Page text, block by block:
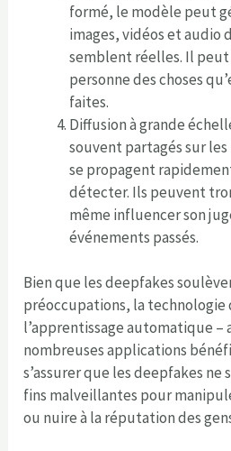
formé, le modèle peut
images, vidéos et audio
semblent réelles. Il
personne des choses
faites.
Diffusion à grande
souvent partagés sur
se propagent
détecter. Ils peuvent
même influencer son
événements passés.
Bien que les deepfakes
préoccupations, la technologie
l’apprentissage automatique –
nombreuses applications
s’assurer que les deepfakes ne
fins malveillantes pour
ou nuire à la réputation des